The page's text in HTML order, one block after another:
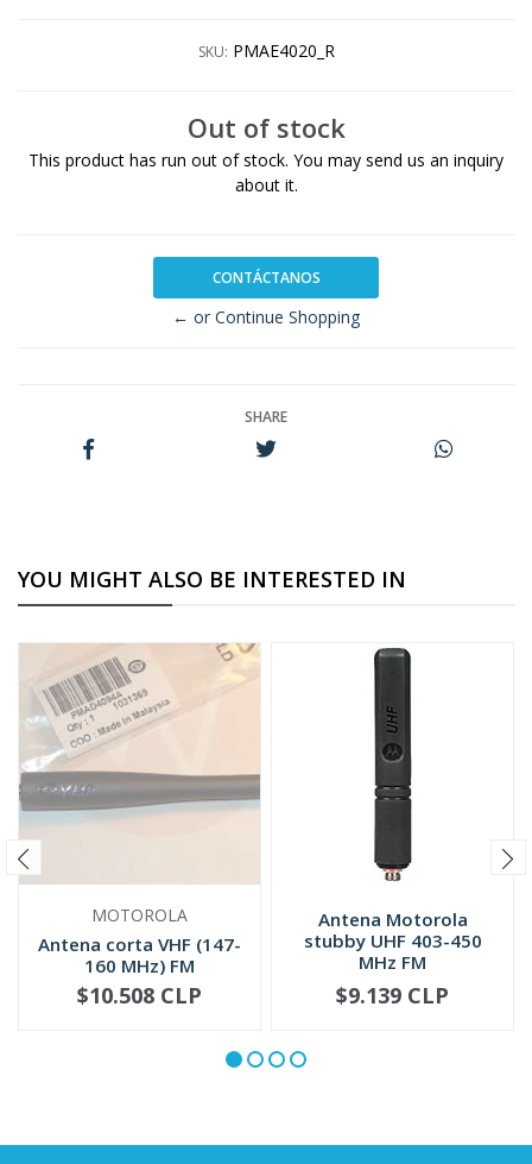
SKU: PMAE4020_R
Out of stock
This product has run out of stock. You may send us an inquiry
about it.
CONTÁCTANOS
← or Continue Shopping
SHARE
YOU MIGHT ALSO BE INTERESTED IN
MOTOROLA
Antena corta VHF (147-
160 MHz) FM
PMAD4094
NOT AVAILABLE
$10.508 CLP
Antena Motorola
stubby UHF 403-450
MHz FM
+
$9.139 CLP